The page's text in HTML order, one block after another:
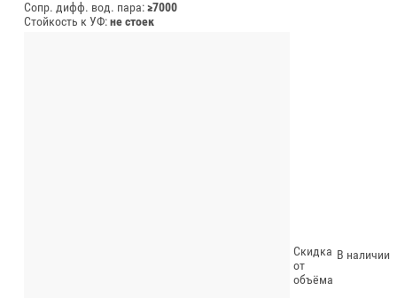
Сопр. дифф. вод. пара:≥7000
Стойкость к УФ:не стоек
Скидка
от
объёма
В наличии